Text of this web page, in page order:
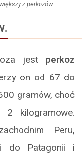
z perkozów.
jest perkoz
on od 67 do
gramów, choć
kilogramowe.
Peru,
do Patagonii i